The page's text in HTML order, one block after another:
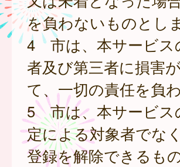
を負わないものとし
4 市は、本サービス
者及び第三者に損害
て、一切の責任を負
5 市は、本サービス
定による対象者でな
登録を解除できるも